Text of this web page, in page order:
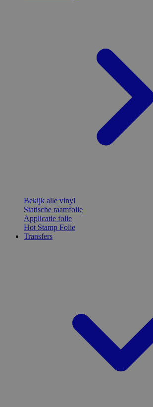
Bekijk alle vinyl
Statische raamfolie
Applicatie folie
Hot Stamp Folie
Transfers